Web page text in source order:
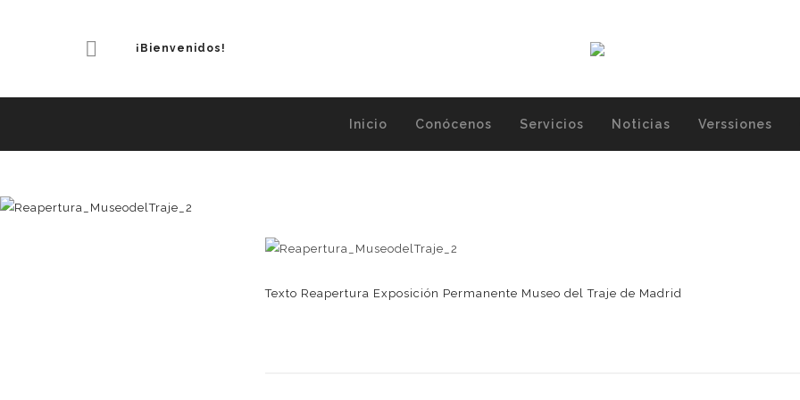
¡Bienvenidos!
Inicio Conócenos Servicios Noticias Verssiones
Texto Reapertura Exposición Permanente Museo del Traje de Madrid